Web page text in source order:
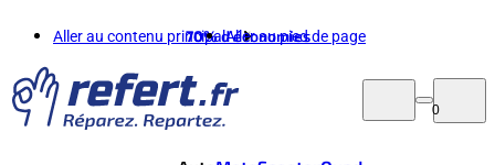
Aller au contenu principalAller au pied de page
70%d'économies
0